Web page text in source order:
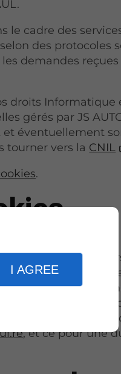
I AGREE
le cadre des
des protocoles
demandes reçues
droits Informatique
gérés par JS
et éventuellement
tourner vers la CNIL
.
(non
internet. Les
de l’expérience de
Dès lors
dans le cadre
, et ce pour une